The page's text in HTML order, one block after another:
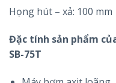
Họng hút – xả: 100 mm
Đặc tính sản phẩm
SB-75T